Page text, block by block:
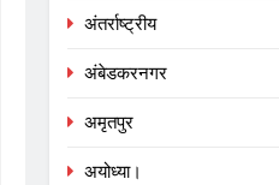
अंतर्राष्ट्रीय
अंबेडकरनगर
अमृतपुर
अयोध्या।